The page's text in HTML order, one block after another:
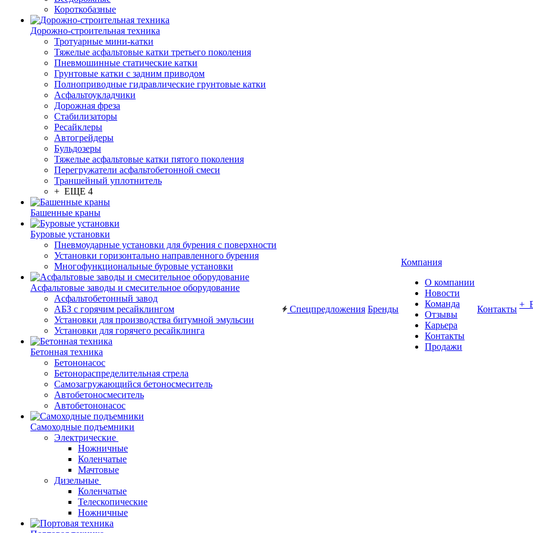
Короткобазные
Дорожно-строительная техника
Тротуарные мини-катки
Тяжелые асфальтовые катки третьего поколения
Пневмошинные статические катки
Грунтовые катки с задним приводом
Полноприводные гидравлические грунтовые катки
Асфальтоукладчики
Дорожная фреза
Стабилизаторы
Ресайклеры
Автогрейдеры
Бульдозеры
Тяжелые асфальтовые катки пятого поколения
Перегружатели асфальтобетонной смеси
Траншейный уплотнитель
+ ЕЩЕ 4
Башенные краны
Буровые установки
Пневмоударные установки для бурения с поверхности
Установки горизонтально направленного бурения
Многофункциональные буровые установки
Асфальтовые заводы и смесительное оборудование
Асфальтобетонный завод
АБЗ с горячим ресайклингом
Установки для производства битумной эмульсии
Установки для горячего ресайклинга
Бетонная техника
Бетононасос
Бетонораспределительная стрела
Самозагружающийся бетоносмеситель
Автобетоносмеситель
Автобетононасос
Самоходные подъемники
Электрические
Ножничные
Коленчатые
Мачтовые
Дизельные
Коленчатые
Телескопические
Ножничные
Спецпредложения Бренды
Компания
О компании
Новости
Команда
Отзывы
Карьера
Контакты
Продажи
Контакты +